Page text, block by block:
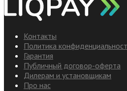
Контакты
Политика
Гарантия
Публичный договор-оферта
Дилерам и установщикам
Про нас